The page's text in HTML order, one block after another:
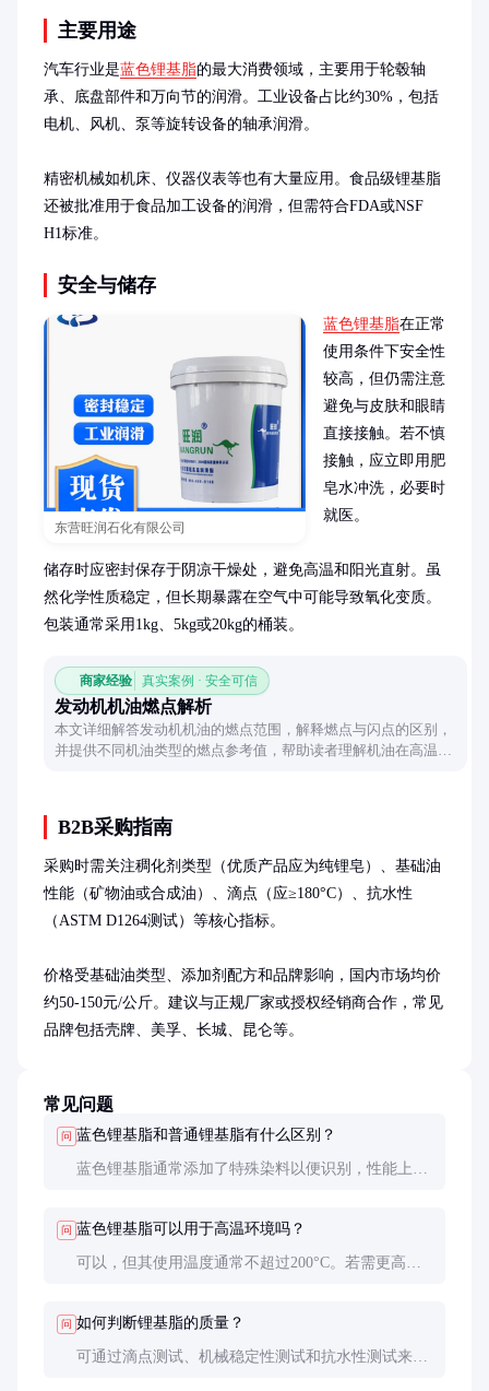
主要用途
汽车行业是蓝色锂基脂的最大消费领域，主要用于轮毂轴
承、底盘部件和万向节的润滑。工业设备占比约30%，包括
电机、风机、泵等旋转设备的轴承润滑。
精密机械如机床、仪器仪表等也有大量应用。食品级锂基脂
还被批准用于食品加工设备的润滑，但需符合FDA或NSF
H1标准。
安全与储存
东营旺润石化有限公司
蓝色锂基脂在正常
使用条件下安全性
较高，但仍需注意
避免与皮肤和眼睛
直接接触。若不慎
接触，应立即用肥
皂水冲洗，必要时
就医。
储存时应密封保存于阴凉干燥处，避免高温和阳光直射。虽
然化学性质稳定，但长期暴露在空气中可能导致氧化变质。
包装通常采用1kg、5kg或20kg的桶装。
商家经验 真实案例 · 安全可信
发动机机油燃点解析
本文详细解答发动机机油的燃点范围，解释燃点与闪点的区别，
并提供不同机油类型的燃点参考值，帮助读者理解机油在高温环
B2B采购指南
采购时需关注稠化剂类型（优质产品应为纯锂皂）、基础油
性能（矿物油或合成油）、滴点（应≥180°C）、抗水性
（ASTM D1264测试）等核心指标。
价格受基础油类型、添加剂配方和品牌影响，国内市场均价
约50-150元/公斤。建议与正规厂家或授权经销商合作，常见
品牌包括壳牌、美孚、长城、昆仑等。
常见问题
问 蓝色锂基脂和普通锂基脂有什么区别？
蓝色锂基脂通常添加了特殊染料以便识别，性能上与
问 蓝色锂基脂可以用于高温环境吗？
可以，但其使用温度通常不超过200°C。若需更高温
问 如何判断锂基脂的质量？
可通过滴点测试、机械稳定性测试和抗水性测试来判